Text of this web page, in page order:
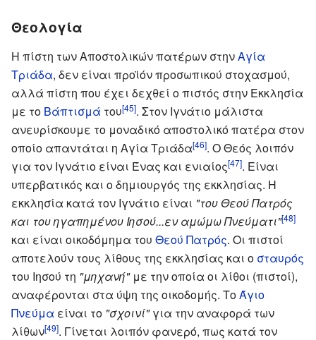
Θεολογία
Η πίστη των Αποστολικών πατέρων στηνΑγία
Τριάδα, δεν είναι προϊόν προσωπικού στοχασμού,
αλλά πίστη που έχει δεχθεί ο πιστός στην Εκκλησία
με το Βάπτισμά του[45]. Στον Ιγνάτιο μάλιστα
ανευρίσκουμε το μοναδικό αποστολικό πατέρα στον
οποίο απαντάται η Αγία Τριάδα[46]. Ο Θεός λοιπόν
για τον Ιγνάτιο είναι Ένας και ενιαίος[47]. Είναι
υπερβατικός και ο δημιουργός της εκκλησίας. Η
εκκλησία κατά τον Ιγνάτιο είναι "του Θεού Πατρός
και του ηγαπημένου Ιησού...εν αμώμω Πνεύματι"[48]
και είναι οικοδόμημα του Θεού Πατρός. Οι πιστοί
αποτελούν τους λίθους της εκκλησίας και ο σταυρός
του Ιησού τη "μηχανή"με την οποία οι λίθοι (πιστοί),
αναφέρονται στα ύψη της οικοδομής. ΤοΆγιο
Πνεύμα είναι το "σχοινί"για την αναφορά των
λίθων[49]. Γίνεται λοιπόν φανερό, πως κατά τον